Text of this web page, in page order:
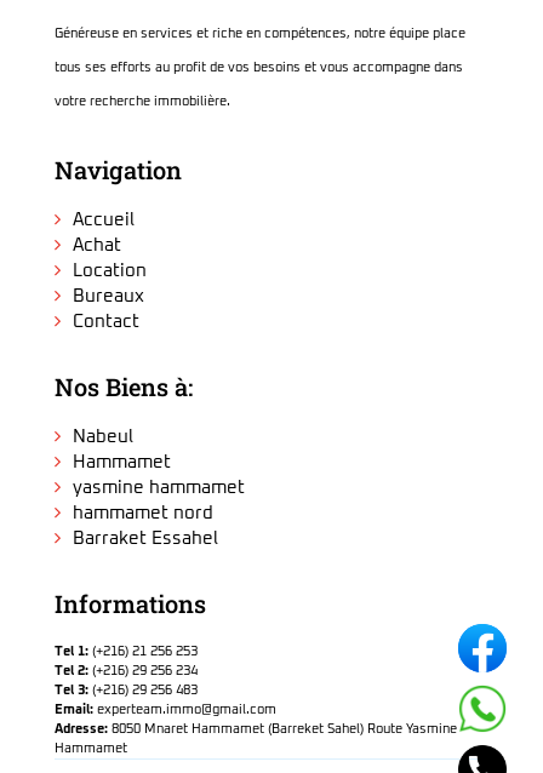
Généreuse en services et riche en compétences, notre équipe place
tous ses efforts au profit de vos besoins et vous accompagne dans
votre recherche immobilière.
Navigation
Accueil
Achat
Location
Bureaux
Contact
Nos Biens à:
Nabeul
Hammamet
yasmine hammamet
hammamet nord
Barraket Essahel
Informations
Tel 1: (+216) 21 256 253
Tel 2: (+216) 29 256 234
Tel 3: (+216) 29 256 483
Email: experteam.immo@gmail.com
Adresse: 8050 Mnaret Hammamet (Barreket Sahel) Route Yasmine
Hammamet